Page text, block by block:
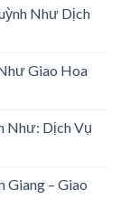
Như Dịch
Giao Hoa
Như: Dịch Vụ
– Giao